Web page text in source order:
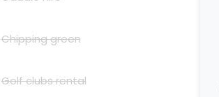
Chipping green
Golf clubs rental